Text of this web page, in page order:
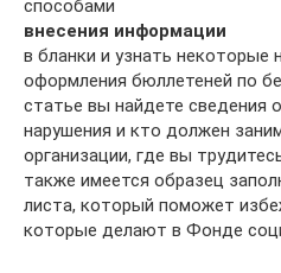
способами
внесения информации
в бланки и узнать
оформления бюллетеней по
статье вы найдете сведения
нарушения и кто должен
организации, где вы
также имеется образец
листа, который поможет
которые делают в Фонде